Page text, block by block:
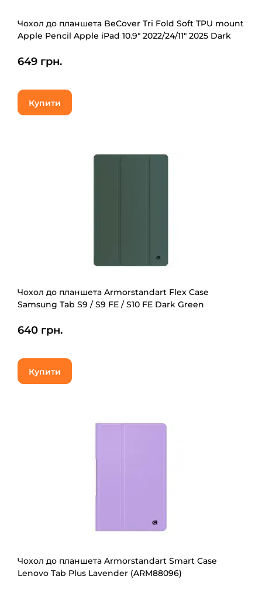
Чохол до планшета BeCover Tri Fold Soft TPU mount
Apple Pencil Apple iPad 10.9" 2022/24/11" 2025 Dark
649 грн.
Купити
Чохол до планшета Armorstandart Flex Case
Samsung Tab S9 / S9 FE / S10 FE Dark Green
640 грн.
Купити
Чохол до планшета Armorstandart Smart Case
Lenovo Tab Plus Lavender (ARM88096)